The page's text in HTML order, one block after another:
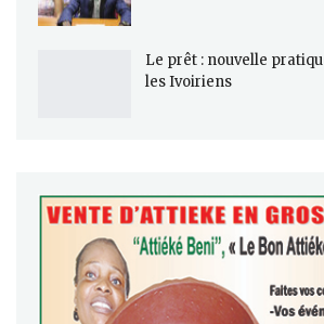
Le prêt : nouvelle
les Ivoiriens